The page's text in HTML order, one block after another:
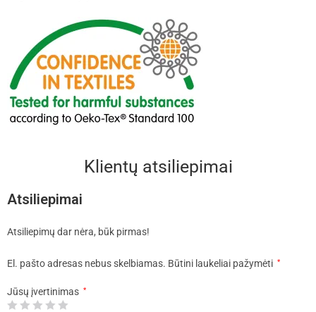
Klientų atsiliepimai
Atsiliepimai
Atsiliepimų dar nėra, būk pirmas!
El. pašto adresas nebus skelbiamas. Būtini laukeliai pažymėti *
Jūsų įvertinimas *